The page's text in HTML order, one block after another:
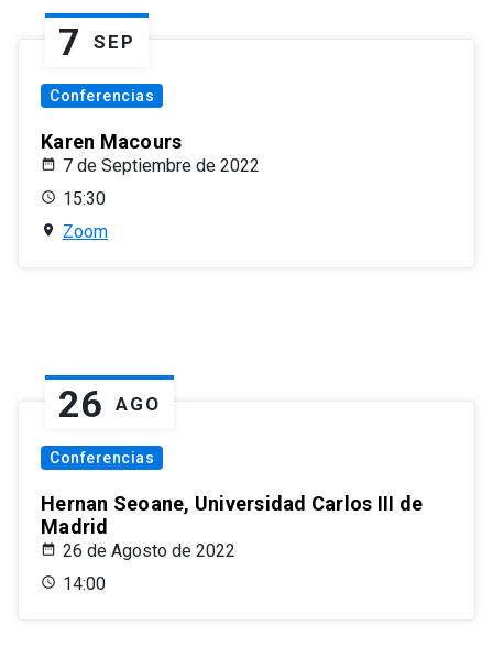
7 SEP
Conferencias
Karen Macours
7 de Septiembre de 2022
15:30
Zoom
26 AGO
Conferencias
Hernan Seoane, Universidad Carlos III de
Madrid
26 de Agosto de 2022
14:00